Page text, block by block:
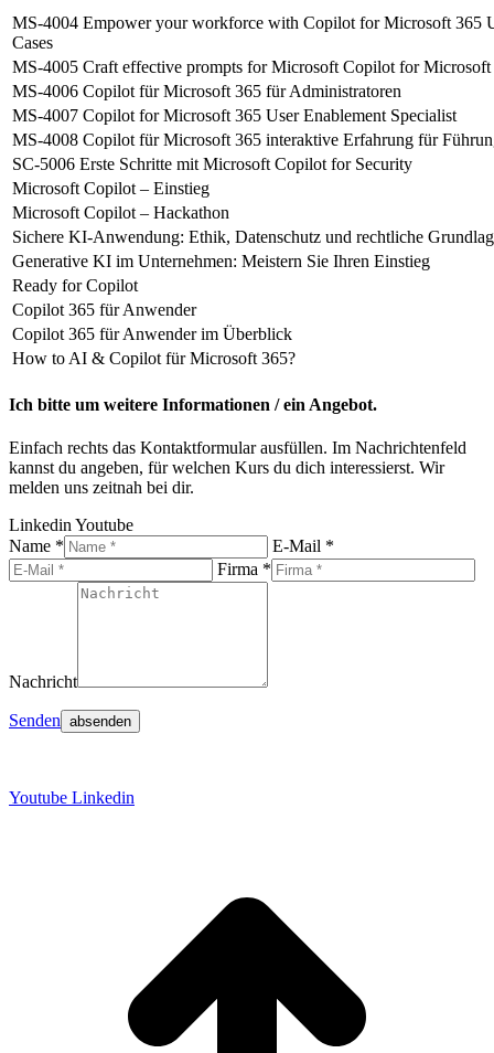
MS-4004 Empower your workforce with Copilot for Microsoft 365
Cases
MS-4005 Craft effective prompts for Microsoft Copilot for
MS-4006 Copilot für Microsoft 365 für Administratoren
MS-4007 Copilot for Microsoft 365 User Enablement Specialist
MS-4008 Copilot für Microsoft 365 interaktive Erfahrung für
SC-5006 Erste Schritte mit Microsoft Copilot for Security
Microsoft Copilot – Einstieg
Microsoft Copilot – Hackathon
Sichere KI-Anwendung: Ethik, Datenschutz und rechtliche
Generative KI im Unternehmen: Meistern Sie Ihren Einstieg
Ready for Copilot
Copilot 365 für Anwender
Copilot 365 für Anwender im Überblick
How to AI & Copilot für Microsoft 365?
Ich bitte um weitere Informationen / ein Angebot.
Einfach rechts das Kontaktformular ausfüllen. Im Nachrichtenfeld
kannst du angeben, für welchen Kurs du dich interessierst. Wir
melden uns zeitnah bei dir.
Linkedin Youtube
Name *
E-Mail *
Firma *
Nachricht
Senden
Youtube Linkedin